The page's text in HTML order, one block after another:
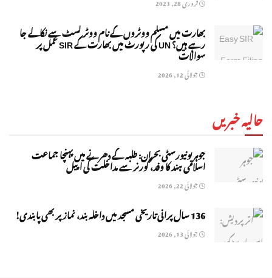
بھارت میں مسلم ووٹروں کے نام ووٹر لسٹ سے نکالے جا
رہے ہیں؟ UN کی رپورٹ میں بھارت کے SIR عمل پر
سوالات
جولائی 12, 2026
حالیہ خبریں
جوہر یونیورسٹی بحران: طلبہ کے دھرنے میں پہنچا جماعت
اسلامی ہند کا وفد، گورنر سے مداخلت کی اپیل
جولائی 22, 2026
136 سال پرانی تاریخی مسجد میں داخلہ بند، نماز پر بھی پابندی!
جولائی 13, 2026